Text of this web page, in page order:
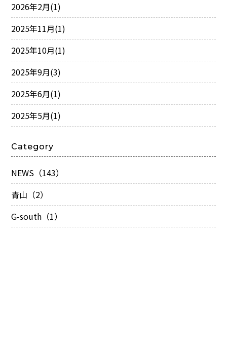
2026年2月(1)
2025年11月(1)
2025年10月(1)
2025年9月(3)
2025年6月(1)
2025年5月(1)
Category
NEWS（143）
青山（2）
G-south（1）